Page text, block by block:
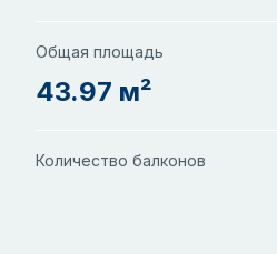
Общая площадь
43.97 м²
Количество балконов